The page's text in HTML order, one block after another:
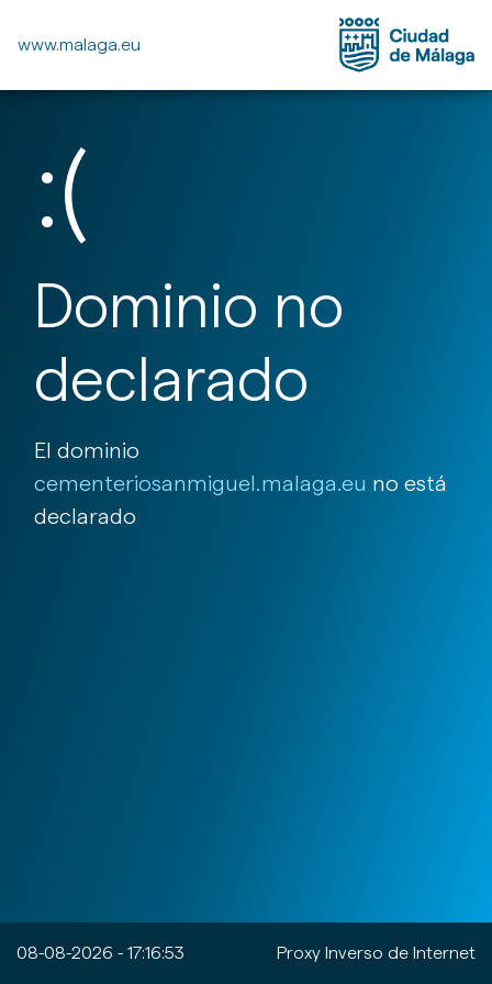
www.malaga.eu
:(
Dominio no
declarado
El dominio
cementeriosanmiguel.malaga.eu no está
declarado
08-08-2026 - 17:16:53 Proxy Inverso de Internet